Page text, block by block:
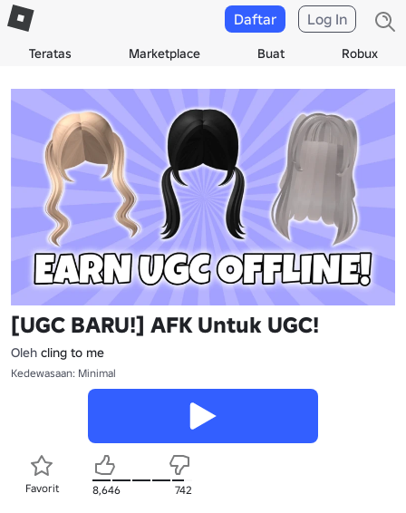
Teratas Marketplace Buat Robux
Daftar Log In
[UGC BARU!] AFK Untuk UGC!
Oleh cling to me
Kedewasaan: Minimal
Favorit 8,646 742